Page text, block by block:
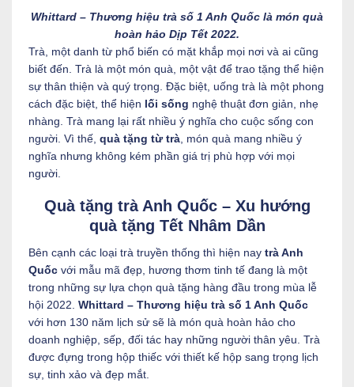
Whittard – Thương hiệu trà số 1 Anh Quốc là món quà
hoàn hảo Dịp Tết 2022.
Trà, một danh từ phổ biến có mặt khắp mọi nơi và ai cũng
biết đến. Trà là một món quà, một vật để trao tặng thể hiện
sự thân thiện và quý trọng. Đặc biệt, uống trà là một phong
cách đặc biệt, thể hiện lối sống nghệ thuật đơn giản, nhẹ
nhàng. Trà mang lại rất nhiều ý nghĩa cho cuộc sống con
người. Vì thế, quà tặng từ trà, món quà mang nhiều ý
nghĩa nhưng không kém phần giá trị phù hợp với mọi
người.
Quà tặng trà Anh Quốc – Xu hướng
quà tặng Tết Nhâm Dần
Bên cạnh các loại trà truyền thống thì hiện nay trà Anh
Quốc với mẫu mã đẹp, hương thơm tinh tế đang là một
trong những sự lựa chọn quà tặng hàng đầu trong mùa lễ
hội 2022. Whittard – Thương hiệu trà số 1 Anh Quốc
với hơn 130 năm lịch sử sẽ là món quà hoàn hảo cho
doanh nghiệp, sếp, đối tác hay những người thân yêu. Trà
được đựng trong hộp thiếc với thiết kế hộp sang trọng lịch
sự, tinh xảo và đẹp mắt.